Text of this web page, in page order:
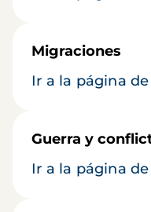
Migraciones
Ir a la página
Guerra y
Ir a la página